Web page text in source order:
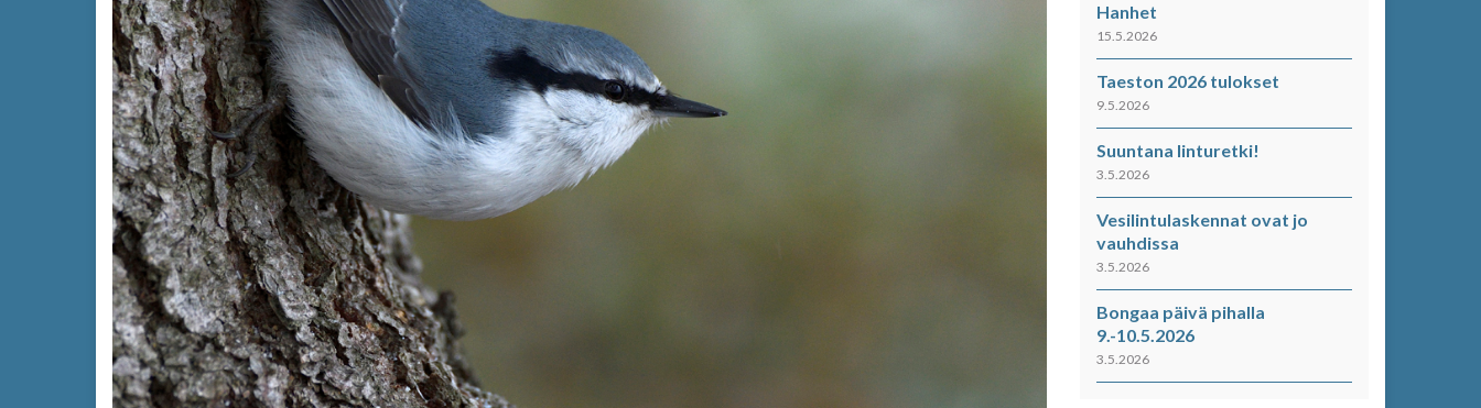
Hanhet
15.5.2026
Taeston 2026 tulokset
9.5.2026
Suuntana linturetki!
3.5.2026
Vesilintulaskennat ovat jo
vauhdissa
3.5.2026
Bongaa päivä pihalla
9.-10.5.2026
3.5.2026